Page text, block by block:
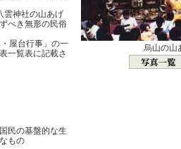
雲神社の山あげ
べき無形の民俗
屋台行事」の一
一覧表に記載さ
民の基盤的な生
もの
烏山の山